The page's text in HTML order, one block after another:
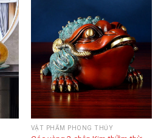
VẬT PHẨM PHONG THỦY